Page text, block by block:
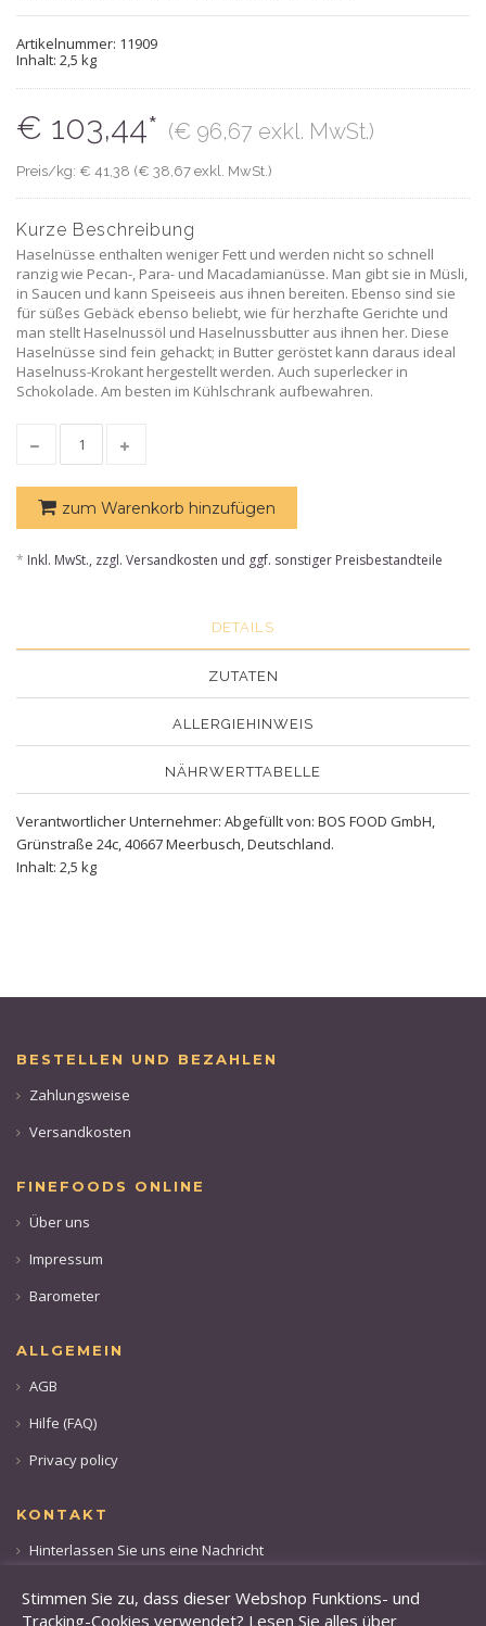
Artikelnummer: 11909
Inhalt: 2,5 kg
€ 103,44* (€ 96,67 exkl. MwSt.)
Preis/kg: € 41,38 (€ 38,67 exkl. MwSt.)
Kurze Beschreibung
Haselnüsse enthalten weniger Fett und werden nicht so schnell
ranzig wie Pecan-, Para- und Macadamianüsse. Man gibt sie in Müsli,
in Saucen und kann Speiseeis aus ihnen bereiten. Ebenso sind sie
für süßes Gebäck ebenso beliebt, wie für herzhafte Gerichte und
man stellt Haselnussöl und Haselnussbutter aus ihnen her. Diese
Haselnüsse sind fein gehackt; in Butter geröstet kann daraus ideal
Haselnuss-Krokant hergestellt werden. Auch superlecker in
Schokolade. Am besten im Kühlschrank aufbewahren.
zum Warenkorb hinzufügen
* Inkl. MwSt., zzgl. Versandkosten und ggf. sonstiger Preisbestandteile
DETAILS
ZUTATEN
ALLERGIEHINWEIS
NÄHRWERTTABELLE
Verantwortlicher Unternehmer: Abgefüllt von: BOS FOOD GmbH,
Grünstraße 24c, 40667 Meerbusch, Deutschland.
Inhalt: 2,5 kg
BESTELLEN UND BEZAHLEN
Zahlungsweise
Versandkosten
FINEFOODS ONLINE
Über uns
Impressum
Barometer
ALLGEMEIN
AGB
Hilfe (FAQ)
Privacy policy
KONTAKT
Hinterlassen Sie uns eine Nachricht
Stimmen Sie zu, dass dieser Webshop Funktions- und
Tracking-Cookies verwendet? Lesen Sie alles über